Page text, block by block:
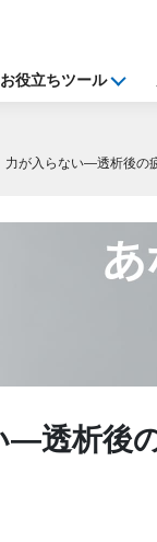
お役立ちツール
力が入らない―透析後の
―透析後